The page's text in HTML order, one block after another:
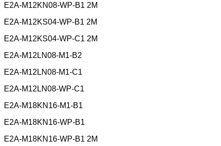
E2A-M12KN08-WP-B1 2M
E2A-M12KS04-WP-B1 2M
E2A-M12KS04-WP-C1 2M
E2A-M12LN08-M1-B2
E2A-M12LN08-M1-C1
E2A-M12LN08-WP-C1
E2A-M18KN16-M1-B1
E2A-M18KN16-WP-B1
E2A-M18KN16-WP-B1 2M